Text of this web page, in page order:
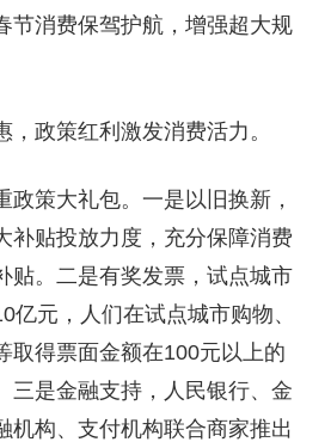
节消费保驾护航，增强超大规
政策红利激发消费活力。
策大礼包。一是以旧换新，
补贴投放力度，充分保障消费
贴。二是有奖发票，试点城市
亿元，人们在试点城市购物、
取得票面金额在100元以上的
三是金融支持，人民银行、金
机构、支付机构联合商家推出